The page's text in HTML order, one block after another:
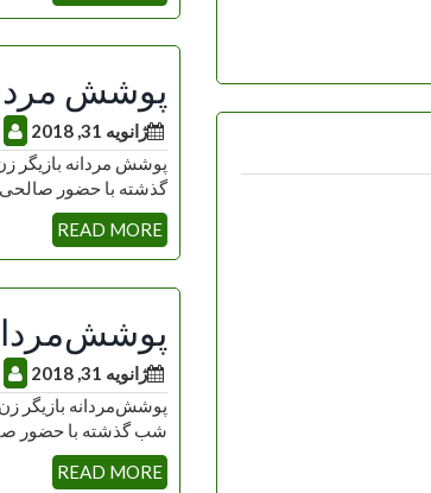
پوشش‌
ژانویه 31, 2018
پوشش‌ مردانه بازیگر
گذشته با حضور صالحی
READ MORE
ژانویه 31, 2018
پوشش‌مردانه بازیگر
شب گذشته با حضور
READ MORE